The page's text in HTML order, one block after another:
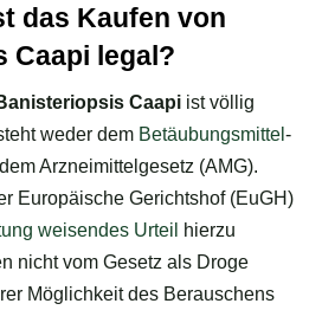
das Kaufen von
Caapi legal?
Caapi ist völlig
weder dem Betäubungsmittel -
Arzneimittelgesetz (AMG).
Europäische Gerichtshof (EuGH)
weisendes Urteil
hierzu
nicht vom Gesetz als Droge
Möglichkeit des Berauschens